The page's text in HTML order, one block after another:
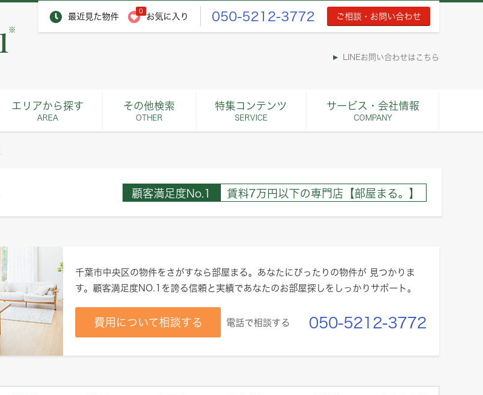
最近見た物件
0
お気に入り 050-5212-3772 ご相談・お問い合わせ
※
LINEお問い合わせはこちら
エリアから探す
AREA
その他検索
OTHER
特集コンテンツ
SERVICE
サービス・会社情報
COMPANY
顧客満足度No.1 賃料7万円以下の専門店【部屋まる。】
千葉市中央区 の物件をさがすなら部屋まる。あなたにぴったりの物件が 見つかりま
す。顧客満足度NO.1を誇る信頼と実績であなたのお部屋探しをしっかりサポート。
費用について相談する 電話で相談する 050-5212-3772